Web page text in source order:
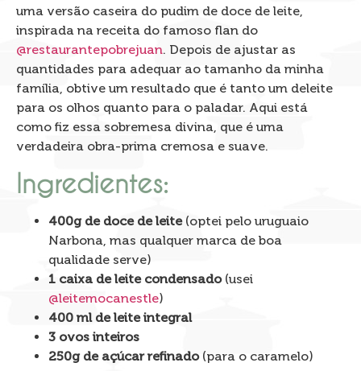
uma versão caseira do pudim de doce de leite,
inspirada na receita do famoso flan do
@restaurantepobrejuan. Depois de ajustar as
quantidades para adequar ao tamanho da minha
família, obtive um resultado que é tanto um deleite
para os olhos quanto para o paladar. Aqui está
como fiz essa sobremesa divina, que é uma
verdadeira obra-prima cremosa e suave.
Ingredientes:
400g de doce de leite(optei pelo uruguaio
Narbona, mas qualquer marca de boa
qualidade serve)
1 caixa de leite condensado(usei
@leitemocanestle)
400 ml de leite integral
3 ovos inteiros
250g de açúcar refinado(para o caramelo)